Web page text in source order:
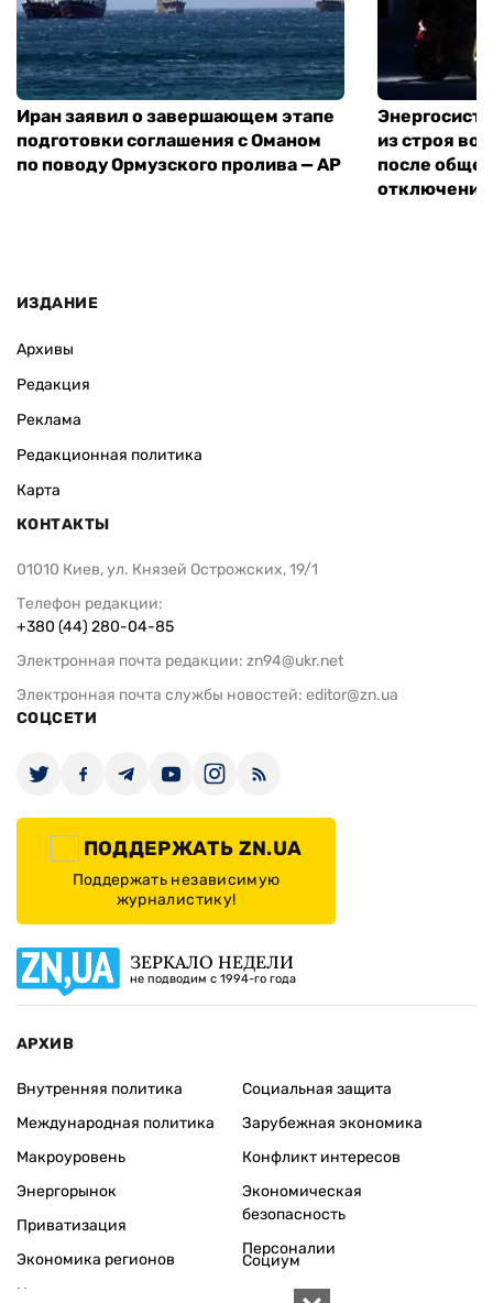
Иран заявил о завершающем этапе
подготовки соглашения с Оманом
по поводу Ормузского пролива — AP
из строя во
после
отключения
ИЗДАНИЕ
Архивы
Редакция
Реклама
Редакционная политика
Карта
КОНТАКТЫ
01010 Киев, ул. Князей Острожских, 19/1
Телефон редакции:
+380 (44) 280-04-85
Электронная почта редакции: zn94@ukr.net
Электронная почта службы новостей: editor@zn.ua
СОЦСЕТИ
ПОДДЕРЖАТЬ ZN.UA
Поддержать независимую
журналистику!
ЗЕРКАЛО НЕДЕЛИ
не подводим с 1994-го года
АРХИВ
Внутренняя политика
Международная политика
Макроуровень
Энергорынок
Приватизация
Экономика регионов
Социальная защита
Зарубежная экономика
Конфликт интересов
Экономическая
безопасность
Персоналии
Наука
Социум
История